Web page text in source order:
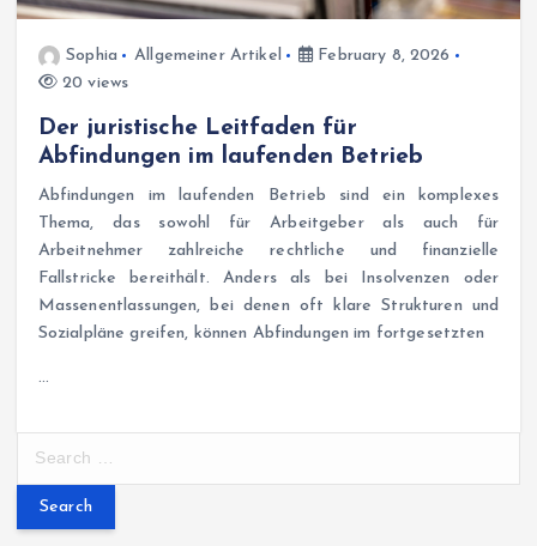
Sophia Allgemeiner Artikel
February 8, 2026
20 views
Der juristische Leitfaden für
Abfindungen im laufenden Betrieb
Abfindungen im laufenden Betrieb sind ein komplexes
Thema, das sowohl für Arbeitgeber als auch für
Arbeitnehmer zahlreiche rechtliche und finanzielle
Fallstricke bereithält. Anders als bei Insolvenzen oder
Massenentlassungen, bei denen oft klare Strukturen und
Sozialpläne greifen, können Abfindungen im fortgesetzten
…
r